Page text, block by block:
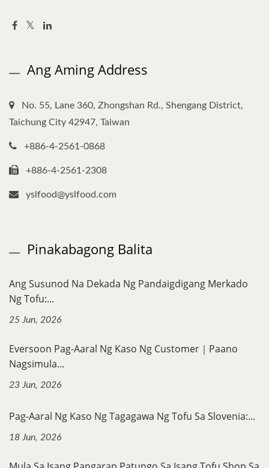
Ang Aming Address
No. 55, Lane 360, Zhongshan Rd., Shengang District,
Taichung City 42947, Taiwan
+886-4-2561-0868
+886-4-2561-2308
yslfood@yslfood.com
Pinakabagong Balita
Ang Susunod Na Dekada Ng Pandaigdigang Merkado
Ng Tofu:...
25 Jun, 2026
Eversoon Pag-Aaral Ng Kaso Ng Customer｜Paano
Nagsimula...
23 Jun, 2026
Pag-Aaral Ng Kaso Ng Tagagawa Ng Tofu Sa Slovenia:...
18 Jun, 2026